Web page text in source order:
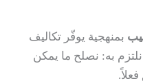
بمنهجية يوفّر تكاليف
نلتزم به: نصلح ما يمكن